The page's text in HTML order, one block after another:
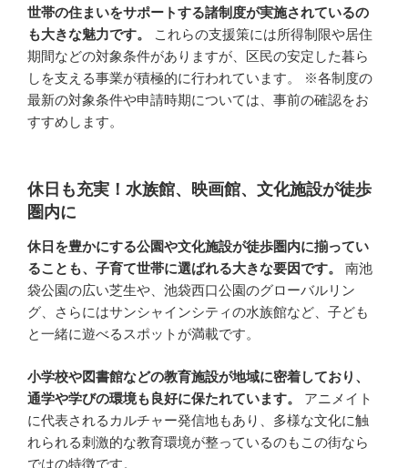
世帯の住まいをサポートする諸制度が実施されているの
も大きな魅力です。
これらの支援策には所得制限や居住
期間などの対象条件がありますが、区民の安定した暮ら
しを支える事業が積極的に行われています。 ※各制度の
最新の対象条件や申請時期については、事前の確認をお
すすめします。
休日も充実！水族館、映画館、文化施設が徒歩
圏内に
休日を豊かにする公園や文化施設が徒歩圏内に揃ってい
ることも、子育て世帯に選ばれる大きな要因です。
南池
袋公園の広い芝生や、池袋西口公園のグローバルリン
グ、さらにはサンシャインシティの水族館など、子ども
と一緒に遊べるスポットが満載です。
小学校や図書館などの教育施設が地域に密着しており、
通学や学びの環境も良好に保たれています。
アニメイト
に代表されるカルチャー発信地もあり、多様な文化に触
れられる刺激的な教育環境が整っているのもこの街なら
ではの特徴です。